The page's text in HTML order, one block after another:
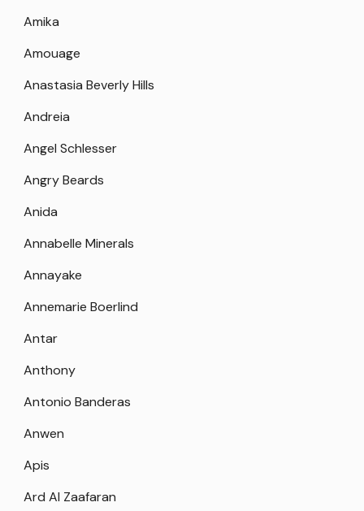
Amika
Amouage
Anastasia Beverly Hills
Andreia
Angel Schlesser
Angry Beards
Anida
Annabelle Minerals
Annayake
Annemarie Boerlind
Antar
Anthony
Antonio Banderas
Anwen
Apis
Ard Al Zaafaran